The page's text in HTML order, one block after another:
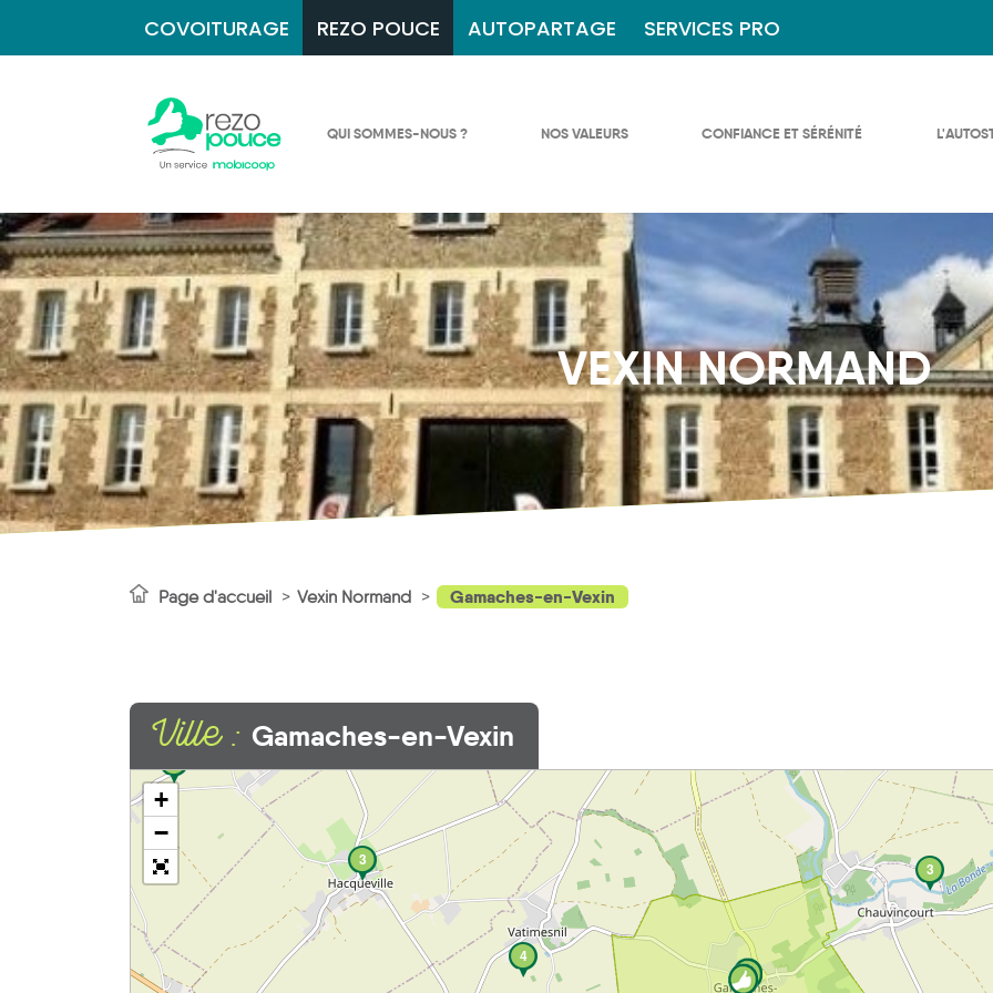
COVOITURAGE REZO POUCE AUTOPARTAGE SERVICES PRO
QUI SOMMES-NOUS ? NOS VALEURS CONFIANCE ET SÉRÉNITÉ
VEXIN NORMAND
Page d'accueil Vexin Normand Gamaches-en-Vexin
Ville : Gamaches-en-Vexin
3
3
4
+
−